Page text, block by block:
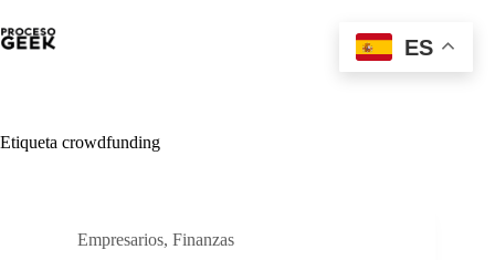
al
contenido
Etiqueta crowdfunding
Empresarios, Finanzas
ES